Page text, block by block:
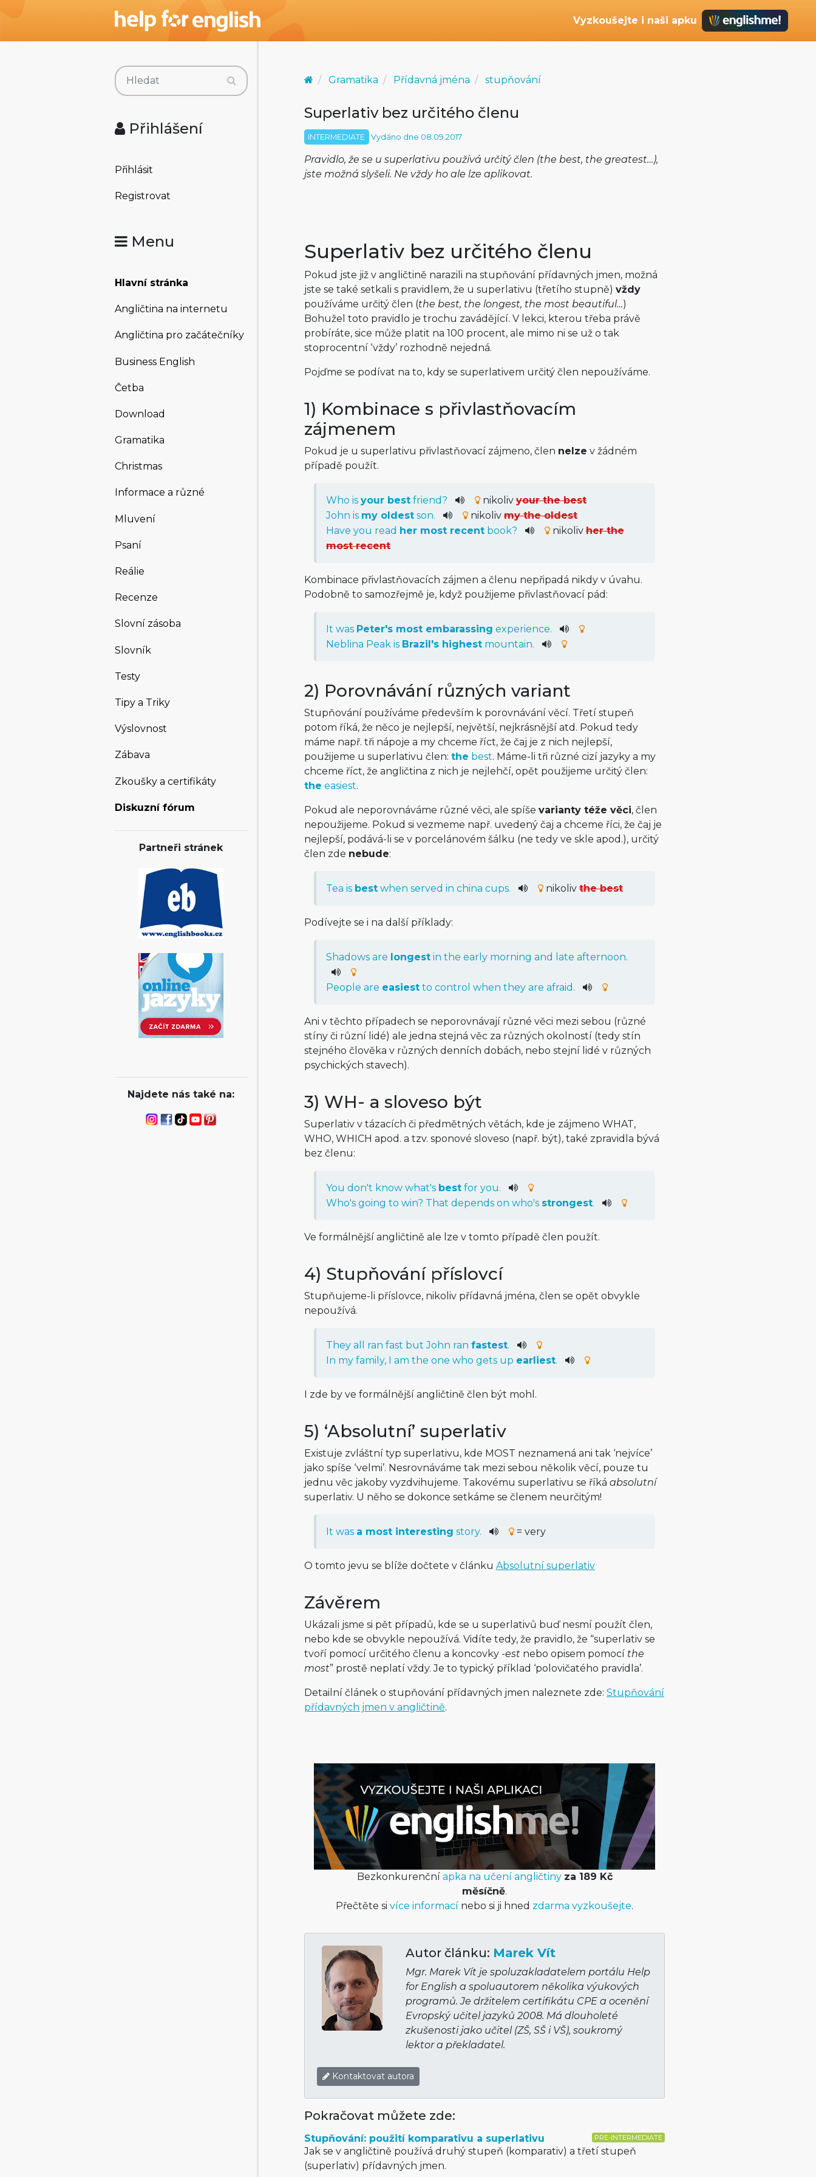
Vyzkoušejte i naši apku
Přihlášení
Přihlásit
Registrovat
Menu
Hlavní stránka
Angličtina na internetu
Angličtina pro začátečníky
Business English
Četba
Download
Gramatika
Christmas
Informace a různé
Mluvení
Psaní
Reálie
Recenze
Slovní zásoba
Slovník
Testy
Tipy a Triky
Výslovnost
Zábava
Zkoušky a certifikáty
Diskuzní fórum
Partneři stránek
Najdete nás také na:
Gramatika Přídavná jména stupňování
Superlativ bez určitého členu
INTERMEDIATE Vydáno dne 08.09.2017
Pravidlo, že se u superlativu používá určitý člen (the best, the greatest…),
jste možná slyšeli. Ne vždy ho ale lze aplikovat.
Superlativ bez určitého členu
Pokud jste již v angličtině narazili na stupňování přídavných jmen, možná
jste se také setkali s pravidlem, že u superlativu (třetího stupně) vždy
používáme určitý člen (the best, the longest, the most beautiful…)
Bohužel toto pravidlo je trochu zavádějící. V lekci, kterou třeba právě
probíráte, sice může platit na 100 procent, ale mimo ni se už o tak
stoprocentní ‘vždy’ rozhodně nejedná.
Pojďme se podívat na to, kdy se superlativem určitý člen nepoužíváme.
1) Kombinace s přivlastňovacím
zájmenem
Pokud je u superlativu přivlastňovací zájmeno, člen nelze v žádném
případě použít.
Who is your bestfriend? nikoliv your the best
John is my oldestson. nikoliv my the oldest
Have you read her most recentbook? nikoliv her the
most recent
Kombinace přivlastňovacích zájmen a členu nepřipadá nikdy v úvahu.
Podobně to samozřejmě je, když použijeme přivlastňovací pád:
It was Peter's most embarassing experience.
Neblina Peak is Brazil's highestmountain.
2) Porovnávání různých variant
Stupňování používáme především k porovnávání věcí. Třetí stupeň
potom říká, že něco je nejlepší, největší, nejkrásnější atd. Pokud tedy
máme např. tři nápoje a my chceme říct, že čaj je z nich nejlepší,
použijeme u superlativu člen: the best. Máme-li tři různé cizí jazyky a my
chceme říct, že angličtina z nich je nejlehčí, opět použijeme určitý člen:
the easiest.
Pokud ale neporovnáváme různé věci, ale spíše varianty téže věci, člen
nepoužijeme. Pokud si vezmeme např. uvedený čaj a chceme říci, že čaj je
nejlepší, podává-li se v porcelánovém šálku (ne tedy ve skle apod.), určitý
člen zde nebude:
Tea is bestwhen served in china cups. nikoliv the best
Podívejte se i na další příklady:
Shadows are longestin the early morning and late afternoon.
People are easiestto control when they are afraid.
Ani v těchto případech se neporovnávají různé věci mezi sebou (různé
stíny či různí lidé) ale jedna stejná věc za různých okolností (tedy stín
stejného člověka v různých denních dobách, nebo stejní lidé v různých
psychických stavech).
3) WH- a sloveso být
Superlativ v tázacích či předmětných větách, kde je zájmeno WHAT,
WHO, WHICH apod. a tzv. sponové sloveso (např. být), také zpravidla bývá
bez členu:
You don't know what's bestfor you.
Who's going to win? That depends on who's strongest.
Ve formálnější angličtině ale lze v tomto případě člen použít.
4) Stupňování příslovcí
Stupňujeme-li příslovce, nikoliv přídavná jména, člen se opět obvykle
nepoužívá.
They all ran fast but John ran fastest.
In my family, I am the one who gets up earliest.
I zde by ve formálnější angličtině člen být mohl.
5) ‘Absolutní’ superlativ
Existuje zvláštní typ superlativu, kde MOST neznamená ani tak ‘nejvíce’
jako spíše ‘velmi’. Nesrovnáváme tak mezi sebou několik věcí, pouze tu
jednu věc jakoby vyzdvihujeme. Takovému superlativu se říká absolutní
superlativ. U něho se dokonce setkáme se členem neurčitým!
It was a most interesting story. = very
O tomto jevu se blíže dočtete v článku Absolutní superlativ
Závěrem
Ukázali jsme si pět případů, kde se u superlativů buď nesmí použít člen,
nebo kde se obvykle nepoužívá. Vidíte tedy, že pravidlo, že “superlativ se
tvoří pomocí určitého členu a koncovky -estnebo opisem pomocí the
most” prostě neplatí vždy. Je to typický příklad ‘polovičatého pravidla’.
Detailní článek o stupňování přídavných jmen naleznete zde: Stupňování
přídavných jmen v angličtině.
Bezkonkurenční apka na učení angličtiny za 189 Kč
měsíčně.
Přečtěte sivíce informací nebo si ji hned zdarma vyzkoušejte.
Autor článku: Marek Vít
Mgr. Marek Vít je spoluzakladatelem portálu Help
for English a spoluautorem několika výukových
programů. Je držitelem certifikátu CPE a ocenění
Evropský učitel jazyků 2008. Má dlouholeté
zkušenosti jako učitel (ZŠ, SŠ i VŠ), soukromý
lektor a překladatel.
Kontaktovat autora
Pokračovat můžete zde:
PRE-INTERMEDIATE
Stupňování: použití komparativu a superlativu
Jak se v angličtině používá druhý stupeň (komparativ) a třetí stupeň
(superlativ) přídavných jmen.